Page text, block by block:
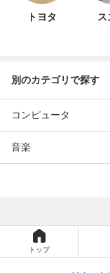
トヨタ ス
別のカテゴリで探す
コンピュータ
音楽
トップ